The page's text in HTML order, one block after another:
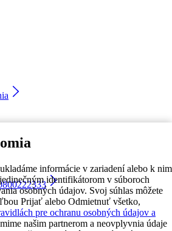
informácie v zariadení alebo k nim
identifikátorom v súboroch
osobných údajov. Svoj súhlas môžete
Prijať alebo Odmietnuť všetko,
pre ochranu osobných údajov a
našim partnerom a neovplyvnia údaje